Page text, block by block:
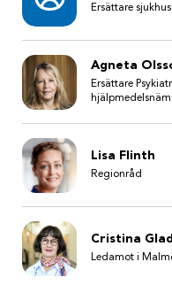
Ersättare
Agneta
Ersättare
Lisa Flinth
Regionråd
Cristina Glad
Ledamot i